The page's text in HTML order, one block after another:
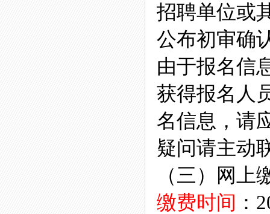
招聘单位或
公布初审确
由于报名信
获得报名人
名信息，请
疑问请主动
（三）网
缴费时间 ：